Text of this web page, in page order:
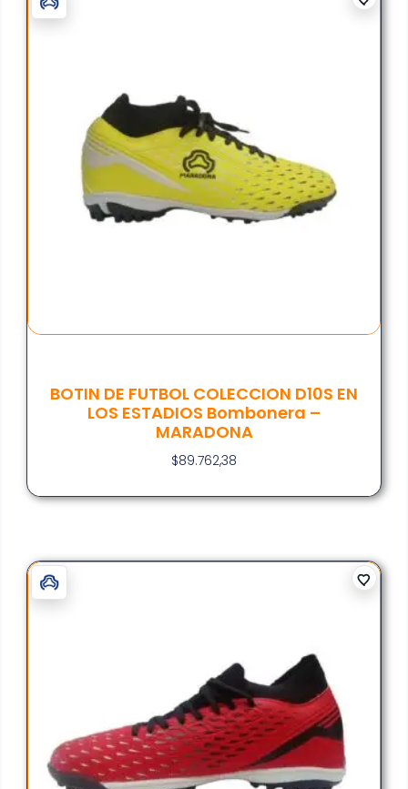
BOTIN DE FUTBOL COLECCION D10S EN
LOS ESTADIOS Bombonera –
MARADONA
$89.762,38